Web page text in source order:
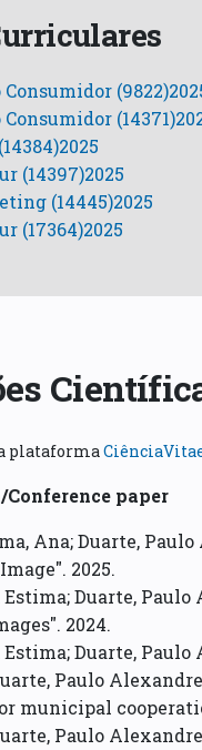
(14397)2025
(14445)2025
(17364)2025
plataforma
paper
Ana; Duarte,
2025.
Estima; Duarte,
2024.
Duarte,
Paulo
municipal
Paulo